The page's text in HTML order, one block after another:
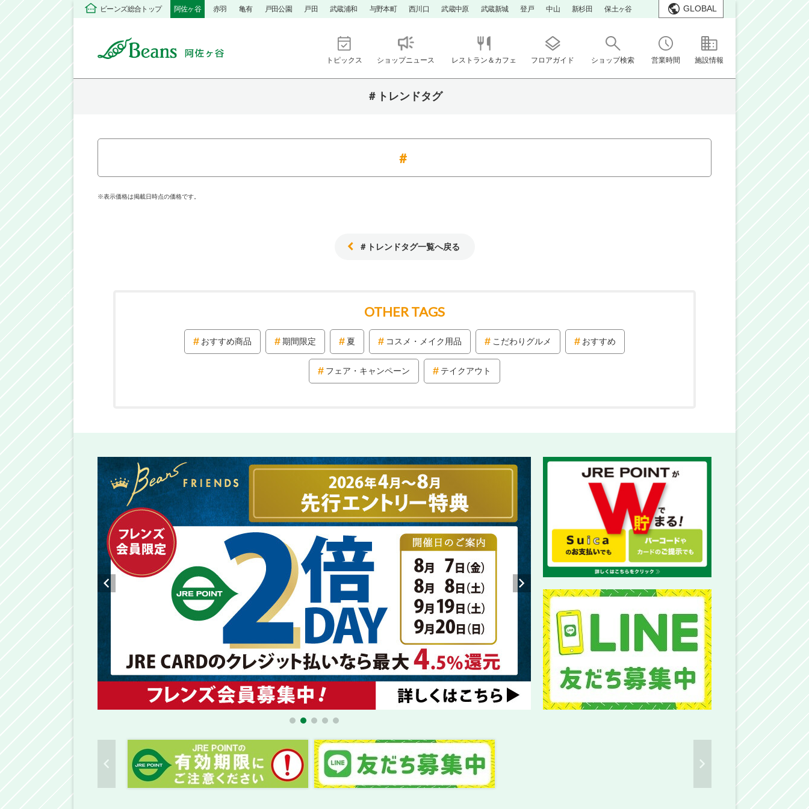
ビーンズ総合トップ 阿佐ヶ谷 赤羽 亀有 戸田公園 戸田 武蔵浦和 与野本町 西川口 武蔵中原 武蔵新城 登戸 中山 新杉田 保土ヶ谷 GLOBAL
トピックス ショップニュース レストラン＆カフェ フロアガイド ショップ検索 営業時間 施設情報
＃トレンドタグ
※表示価格は掲載日時点の価格です。
＃トレンドタグ一覧へ戻る
OTHER TAGS
おすすめ商品 期間限定 夏 コスメ・メイク用品 こだわりグルメ おすすめ
フェア・キャンペーン テイクアウト